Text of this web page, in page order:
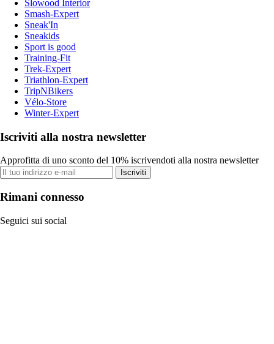
Slowood Interior
Smash-Expert
Sneak'In
Sneakids
Sport is good
Training-Fit
Trek-Expert
Triathlon-Expert
TripNBikers
Vélo-Store
Winter-Expert
Iscriviti alla nostra newsletter
Approfitta di uno sconto del 10% iscrivendoti alla nostra newsletter
Iscriviti
Rimani connesso
Seguici sui social